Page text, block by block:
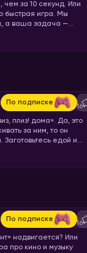
чем за 10 секунд. Или
быстрая игра. Мы
а ваша задача —
По подписке 16+
плиз! дома». Да, это
за ним, то он
едой и
По подписке 16+
надвигается? Или
про кино и музыку